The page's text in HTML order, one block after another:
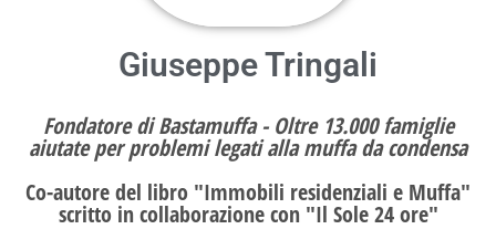
Giuseppe Tringali
Fondatore di Bastamuffa - Oltre 13.000 famiglie
aiutate per problemi legati alla muffa da condensa
Co-autore del libro "Immobili residenziali e Muffa"
scritto in collaborazione con "Il Sole 24 ore"